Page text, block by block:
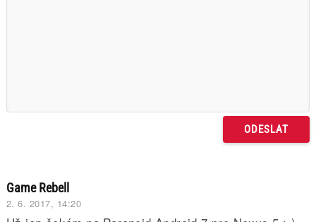
Game Rebell
2. 6. 2017, 14:20